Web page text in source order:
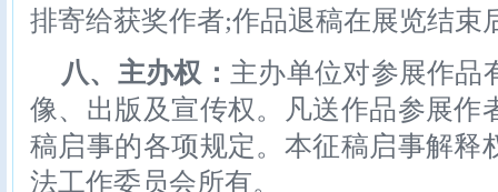
排寄给获奖作者;作品退稿在展览结束
八、主办权： 主办单位对参展作品
像、出版及宣传权。凡送作品参展作
稿启事的各项规定。本征稿启事解释
法工作委员会所有。